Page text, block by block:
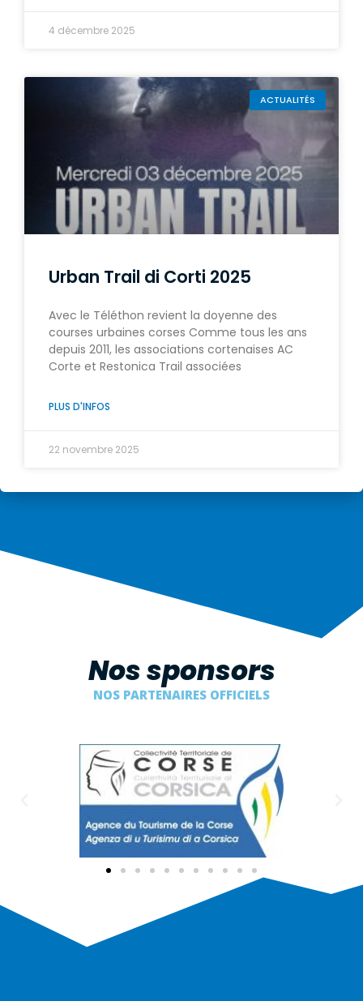
4 décembre 2025
ACTUALITÉS
Urban Trail di Corti 2025
Avec le Téléthon revient la doyenne des
courses urbaines corses Comme tous les ans
depuis 2011, les associations cortenaises AC
Corte et Restonica Trail associées
PLUS D'INFOS
22 novembre 2025
Nos sponsors
NOS PARTENAIRES OFFICIELS